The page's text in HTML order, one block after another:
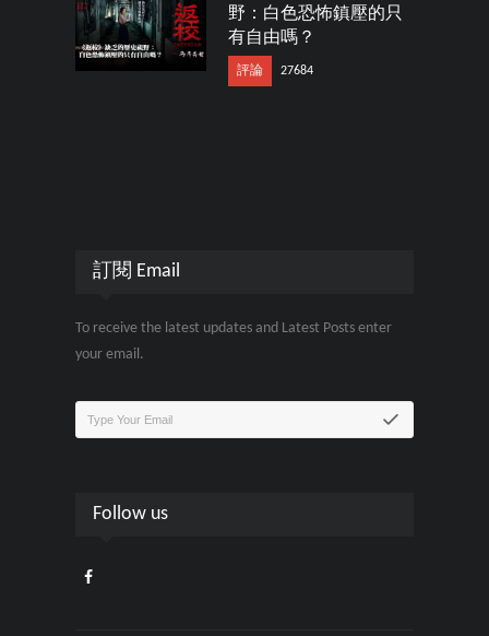
野：白色恐怖鎮壓的只
有自由嗎？
評論 27684
訂閱 Email
To receive the latest updates and Latest Posts enter
your email.
Follow us